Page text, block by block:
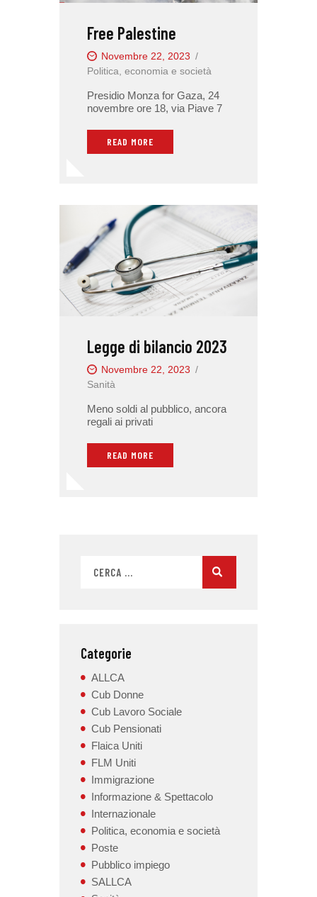
Free Palestine
Novembre 22, 2023
Politica, economia e società
Presidio Monza for Gaza, 24
novembre ore 18, via Piave 7
READ MORE
Legge di bilancio 2023
Novembre 22, 2023
Sanità
Meno soldi al pubblico, ancora
regali ai privati
READ MORE
Categorie
ALLCA
Cub Donne
Cub Lavoro Sociale
Cub Pensionati
Flaica Uniti
FLM Uniti
Immigrazione
Informazione & Spettacolo
Internazionale
Politica, economia e società
Poste
Pubblico impiego
SALLCA